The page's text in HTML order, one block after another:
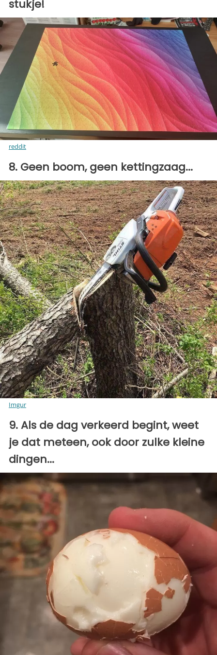
stukje!
reddit
8. Geen boom, geen kettingzaag...
Imgur
9. Als de dag verkeerd begint, weet
je dat meteen, ook door zulke kleine
dingen...